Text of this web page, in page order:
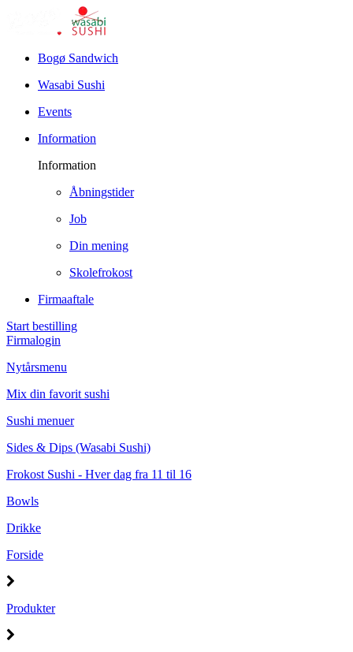
Bogø Sandwich
Wasabi Sushi
Events
Information
Information
Åbningstider
Job
Din mening
Skolefrokost
Firmaaftale
Start bestilling
Firmalogin
Nytårsmenu
Mix din favorit sushi
Sushi menuer
Sides & Dips (Wasabi Sushi)
Frokost Sushi - Hver dag fra 11 til 16
Bowls
Drikke
Forside
Produkter